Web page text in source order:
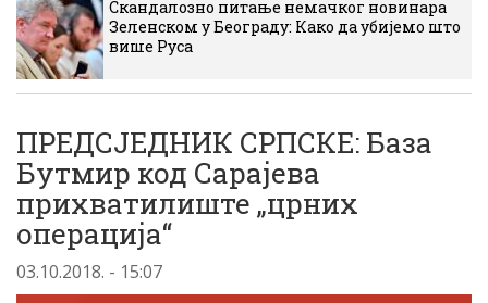
Скандалозно питање немачког новинара
Зеленском у Београду: Како да убијемо што
више Руса
ПРЕДСЈЕДНИК СРПСКЕ: База
Бутмир код Сарајева
прихватилиште „црних
операција“
03.10.2018. - 15:07